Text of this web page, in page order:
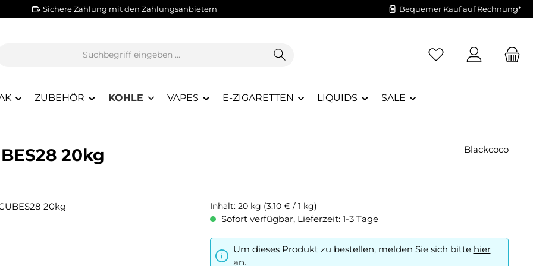
Sichere Zahlung mit den Zahlungsanbietern Bequemer Kauf auf Rechnung*
Du hast 0 Produkte
ZUBEHÖR KOHLE VAPES E-ZIGARETTEN LIQUIDS SALE
20kg Blackcoco
Inhalt: 20 kg (3,10 € / 1 kg)
Sofort verfügbar, Lieferzeit: 1-3 Tage
Um dieses Produkt zu bestellen, melden Sie sich bitte hier
an.